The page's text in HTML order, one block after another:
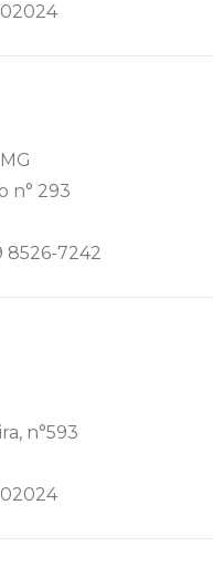
n° 293
8526-7242
n°593